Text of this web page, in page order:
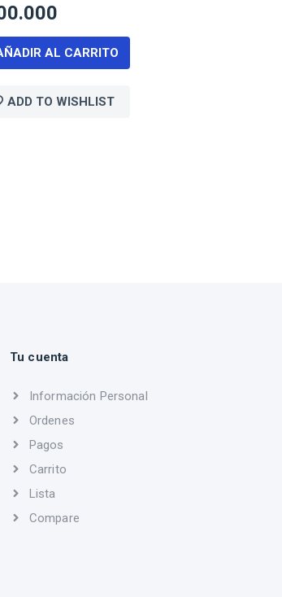
AL CARRITO
ADD TO WISHLIST
Tu cuenta
Información Personal
Ordenes
Pagos
Carrito
Lista
Compare